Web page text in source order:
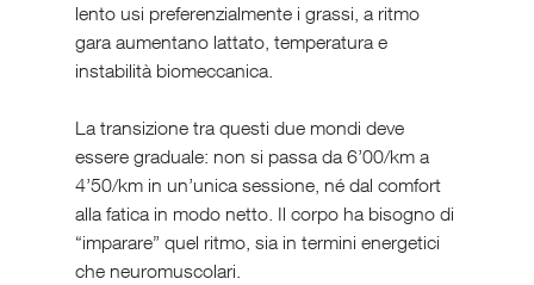
lento usi preferenzialmente i grassi, a ritmo
gara aumentano lattato, temperatura e
instabilità biomeccanica.
La transizione tra questi due mondi deve
essere graduale: non si passa da 6’00/km a
4’50/km in un’unica sessione, né dal comfort
alla fatica in modo netto. Il corpo ha bisogno di
“imparare” quel ritmo, sia in termini energetici
che neuromuscolari.